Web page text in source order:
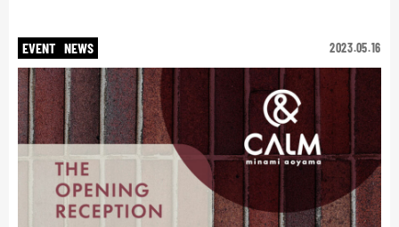
EVENT NEWS 2023.05.16